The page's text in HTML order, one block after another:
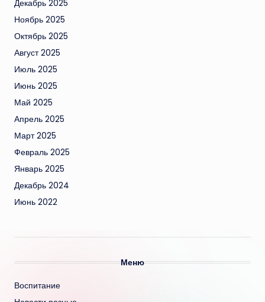
Декабрь 2025
Ноябрь 2025
Октябрь 2025
Август 2025
Июль 2025
Июнь 2025
Май 2025
Апрель 2025
Март 2025
Февраль 2025
Январь 2025
Декабрь 2024
Июнь 2022
Меню
Воспитание